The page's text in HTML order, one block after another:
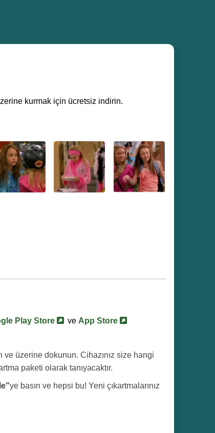
kurmak için ücretsiz indirin.
Play Store ve App Store
ve üzerine dokunun. Cihazınız size hangi
paketi olarak tanıyacaktır.
ye basın ve hepsi bu! Yeni çıkartmalarınız